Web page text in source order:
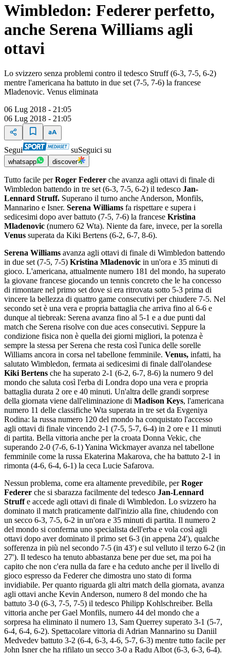
Wimbledon: Federer perfetto,
anche Serena Williams agli
ottavi
Lo svizzero senza problemi contro il tedesco Struff (6-3, 7-5, 6-2)
mentre l'americana ha battuto in due set (7-5, 7-6) la francese
Mladenovic. Venus eliminata
06 Lug 2018 - 21:05
06 Lug 2018 - 21:05
Segui suSeguici su
whatsapp discover
Tutto facile perRoger Federer che avanza agli ottavi di finale di
Wimbledon battendo in tre set (6-3, 7-5, 6-2) il tedesco Jan-
Lennard Struff. Superano il turno anche Anderson, Monfils,
Mannarino e Isner. Serena Williams fa rispettare e supera i
sedicesimi dopo aver battuto (7-5, 7-6) la francese Kristina
Mladenovic (numero 62 Wta). Niente da fare, invece, per la sorella
Venus superata da Kiki Bertens (6-2, 6-7, 8-6).
Serena Williams avanza agli ottavi di finale di Wimbledon battendo
in due set (7-5, 7-5) Kristina Mladenovic in un'ora e 35 minuti di
gioco. L'americana, attualmente numero 181 del mondo, ha superato
la giovane francese giocando un tennis concreto che le ha concesso
di rimontare nel primo set dove si era ritrovata sotto 5-3 prima di
vincere la bellezza di quattro game consecutivi per chiudere 7-5. Nel
secondo set è una vera e propria battaglia che arriva fino al 6-6 e
dunque al tiebreak: Serena avanza fino al 5-1 e a due punti dal
match che Serena risolve con due aces consecutivi. Seppure la
condizione fisica non è quella dei giorni migliori, la potenza è
sempre la stessa per Serena che resta così l'unica delle sorelle
Williams ancora in corsa nel tabellone femminile. Venus, infatti, ha
salutato Wimbledon, fermata ai sedicesimi di finale dall'olandese
Kiki Bertens che ha superato 2-1 (6-2, 6-7, 8-6) la numero 9 del
mondo che saluta così l'erba di Londra dopo una vera e propria
battaglia durata 2 ore e 40 minuti. Un'altra delle grandi sorprese
della giornata viene dall'eliminazione di Madison Keys, l'americana
numero 11 delle classifiche Wta superata in tre set da Evgeniya
Rodina: la russa numero 120 del mondo ha conquistato l'accesso
agli ottavi di finale vincendo 2-1 (7-5, 5-7, 6-4) in 2 ore e 11 minuti
di partita. Bella vittoria anche per la croata Donna Vekic, che
superando 2-0 (7-6, 6-1) Yanina Wickmayer avanza nel tabellone
femminile come la russa Ekaterina Makarova, che ha battuto 2-1 in
rimonta (4-6, 6-4, 6-1) la ceca Lucie Safarova.
Nessun problema, come era altamente prevedibile, perRoger
Federer che si sbarazza facilmente del tedesco Jan-Lennard
Struffe accede agli ottavi di finale di Wimbledon. Lo svizzero ha
dominato il match praticamente dall'inizio alla fine, chiudendo con
un secco 6-3, 7-5, 6-2 in un'ora e 35 minuti di partita. Il numero 2
del mondo si conferma uno specialista dell'erba e vola così agli
ottavi dopo aver dominato il primo set 6-3 (in appena 24'), qualche
sofferenza in più nel secondo 7-5 (in 43') e sul velluto il terzo 6-2 (in
27'). Il tedesco ha tenuto abbastanza bene per due set, ma poi ha
capito che non c'era nulla da fare e ha ceduto anche per il livello di
gioco espresso da Federer che dimostra uno stato di forma
invidiabile. Per quanto riguarda gli altri match della giornata, avanza
agli ottavi anche Kevin Anderson, numero 8 del mondo che ha
battuto 3-0 (6-3, 7-5, 7-5) il tedesco Philipp Kohlschreiber. Bella
vittoria anche per Gael Monfils, numero 44 del mondo che a
sorpresa ha eliminato il numero 13, Sam Querrey superato 3-1 (5-7,
6-4, 6-4, 6-2). Spettacolare vittoria di Adrian Mannarino su Daniil
Medvedev battuto 3-2 (6-4, 6-3, 4-6, 5-7, 6-3) mentre tutto facile per
John Isner che ha rifilato un secco 3-0 a Radu Albot (6-3, 6-3, 6-4).